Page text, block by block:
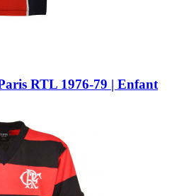
RTL 1976-79 | Enfant